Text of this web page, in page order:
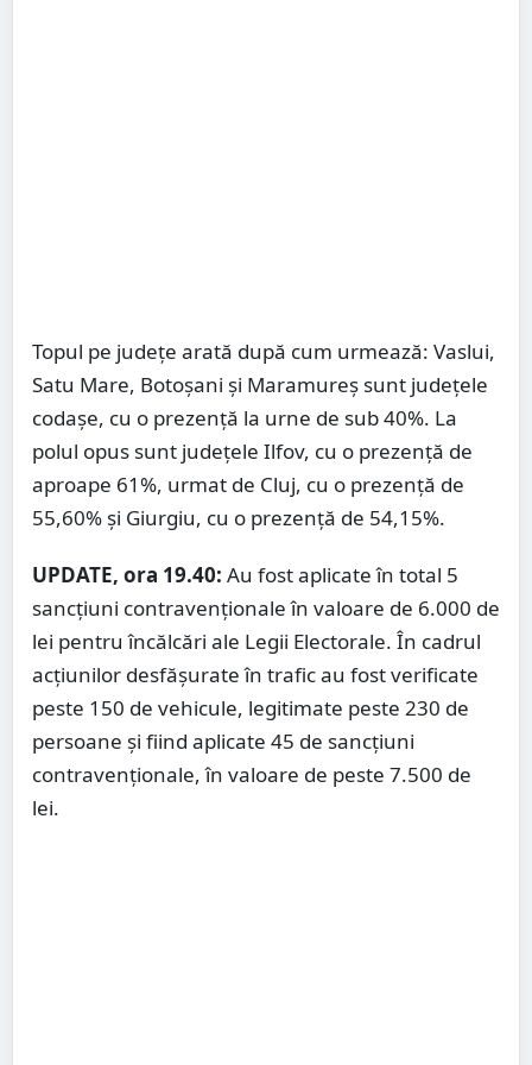
Topul pe județe arată după cum urmează: Vaslui,
Satu Mare, Botoșani și Maramureș sunt județele
codașe, cu o prezență la urne de sub 40%. La
polul opus sunt județele Ilfov, cu o prezență de
aproape 61%, urmat de Cluj, cu o prezență de
55,60% și Giurgiu, cu o prezență de 54,15%.
UPDATE, ora 19.40: Au fost aplicate în total 5
sancțiuni contravenționale în valoare de 6.000 de
lei pentru încălcări ale Legii Electorale. În cadrul
acțiunilor desfășurate în trafic au fost verificate
peste 150 de vehicule, legitimate peste 230 de
persoane și fiind aplicate 45 de sancțiuni
contravenționale, în valoare de peste 7.500 de
lei.